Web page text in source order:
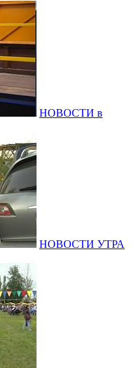
НОВОСТИ в
НОВОСТИ УТРА